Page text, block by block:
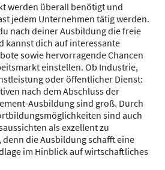
werden überall benötigt und
jedem Unternehmen tätig werden.
nach deiner Ausbildung die freie
kannst dich auf interessante
sowie hervorragende Chancen
einstellen. Ob Industrie,
oder öffentlicher Dienst:
nach dem Abschluss der
Ausbildung sind groß. Durch
sind auch
als exzellent zu
denn die Ausbildung schafft eine
im Hinblick auf wirtschaftliches